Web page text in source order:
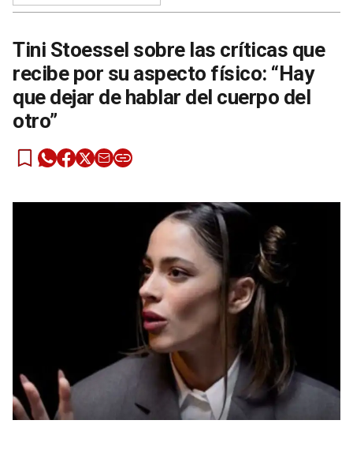
Tini Stoessel sobre las críticas que
recibe por su aspecto físico: “Hay
que dejar de hablar del cuerpo del
otro”